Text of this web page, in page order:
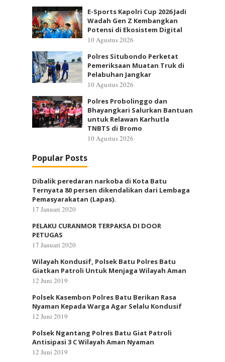
E-Sports Kapolri Cup 2026 Jadi
Wadah Gen Z Kembangkan
Potensi di Ekosistem Digital
10 Agustus 2026
Polres Situbondo Perketat
Pemeriksaan Muatan Truk di
Pelabuhan Jangkar
10 Agustus 2026
Polres Probolinggo dan
Bhayangkari Salurkan Bantuan
untuk Relawan Karhutla
TNBTS di Bromo
10 Agustus 2026
Popular Posts
Dibalik peredaran narkoba di Kota Batu
Ternyata 80 persen dikendalikan dari Lembaga
Pemasyarakatan (Lapas).
17 Januari 2020
PELAKU CURANMOR TERPAKSA DI DOOR
PETUGAS
17 Januari 2020
Wilayah Kondusif, Polsek Batu Polres Batu
Giatkan Patroli Untuk Menjaga Wilayah Aman
12 Juni 2019
Polsek Kasembon Polres Batu Berikan Rasa
Nyaman Kepada Warga Agar Selalu Kondusif
12 Juni 2019
Polsek Ngantang Polres Batu Giat Patroli
Antisipasi 3 C Wilayah Aman Nyaman
12 Juni 2019